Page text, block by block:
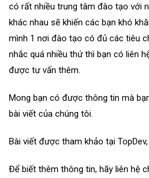
có rất nhiều trung tâm đào tạo với
khác nhau sẽ khiến các bạn khó
mình 1 nơi đào tạo có đủ các tiêu
nhắc quá nhiều thứ thì bạn có liên
được tư vấn thêm.
Mong bạn có được thông tin mà
bài viết của chúng tôi.
Bài viết được tham khảo tại
Để biết thêm thông tin, hãy liên hệ